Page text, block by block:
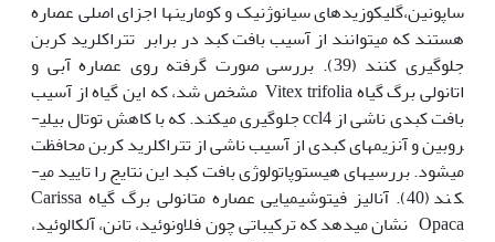
ساپونین،گلیکوزیدهای سیانوژنیک و کومارین­ها اجزای اصلی عصاره
هستند که می­­توانند از آسیب بافت کبد در برابر تتراکلرید کربن
جلوگیری کنند (39). بررسی صورت گرفته روی عصاره آبی و
اتانولی برگ گیاه Vitex trifolia مشخص شد، که این گیاه از آسیب
بافت کبدی ناشی از ccl4 جلوگیری می­کند. که با کاهش توتال بیلی­
روبین و آنزیم­های کبدی از آسیب ناشی از تتراکلرید کربن محافظت
می­شود. بررسی­های هیستوپاتولوژی بافت کبد این نتایج را تایید می­
کند (40). آنالیز فیتوشیمیایی عصاره متانولی برگ گیاه Carissa
Opaca نشان می­دهد که ترکیباتی چون فلاونوئید، تانن، آلکالوئید،